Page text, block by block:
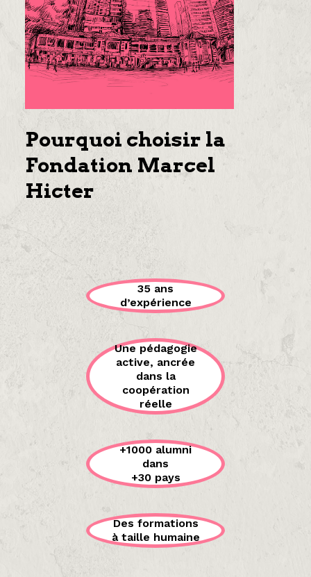
Pourquoi choisir la
Fondation Marcel
Hicter
35 ans
d’expérience
Une pédagogie
active, ancrée
dans la
coopération
réelle
+1000 alumni
dans
+30 pays
Des formations
à taille humaine